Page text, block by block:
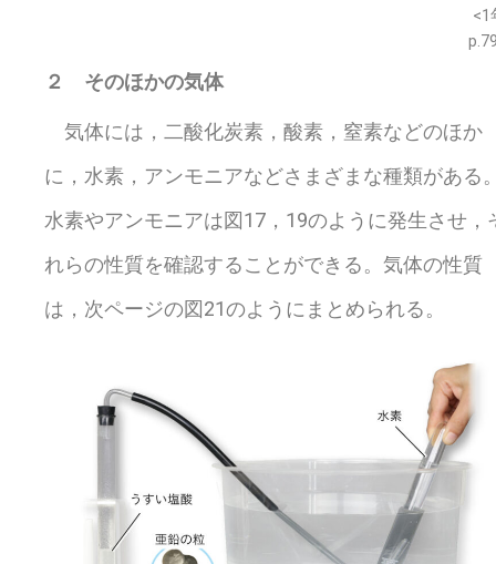
<1
２ そのほかの気体
気体には，二酸化炭素，酸素，窒素などのほか
に，水素，アンモニアなどさまざまな種類がある
水素やアンモニアは図17，19のように発生させ，
れらの性質を確認することができる。気体の性質
は，次ページの図21のようにまとめられる。